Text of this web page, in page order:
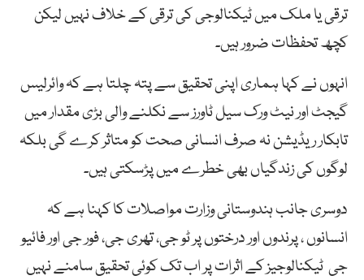
ترقی یا ملک میں ٹیکنالوجی کی ترقی کے خلاف نہیں لیکن
کچھ تحفظات ضرور ہیں۔
انہوں نے کہا ہماری اپنی تحقیق سے پتہ چلتا ہے کہ وائرلیس
گیجٹ اور نیٹ ورک سیل ٹاورز سے نکلنے والی بڑی مقدار میں
تابکار ریڈیشن نہ صرف انسانی صحت کو متاثر کرے گی بلکہ
لوگوں کی زندگیاں بھی خطرے میں پڑسکتی ہیں۔
دوسری جانب ہندوستانی وزارت مواصلات کا کہنا ہے کہ
انسانوں ، پرندوں اور درختوں پر ٹو جی، تھری جی، فور جی اور فائیو
جی ٹیکنالوجیز کے اثرات پر اب تک کوئی تحقیق سامنے نہیں